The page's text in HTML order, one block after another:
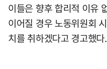
이들은 향후 합리적 이유
이어질 경우 노동위원회
치를 취하겠다고 경고했다.